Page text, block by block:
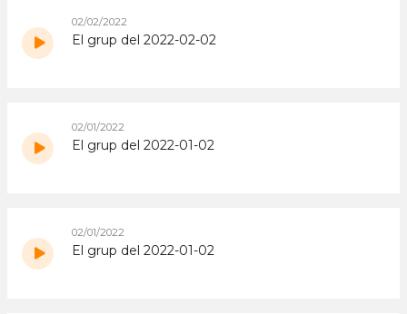
02/02/2022
El grup del 2022-02-02
02/01/2022
El grup del 2022-01-02
02/01/2022
El grup del 2022-01-02